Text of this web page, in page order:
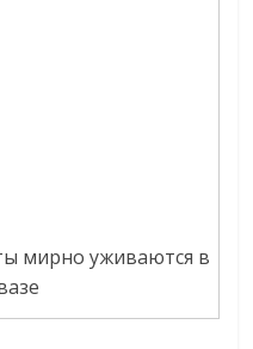
мирно уживаются в